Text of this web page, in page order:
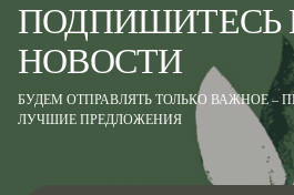
ПОДПИШИТЕСЬ
НОВОСТИ
БУДЕМ ОТПРАВЛЯТЬ ТОЛЬКО ВАЖНОЕ –
ЛУЧШИЕ ПРЕДЛОЖЕНИЯ